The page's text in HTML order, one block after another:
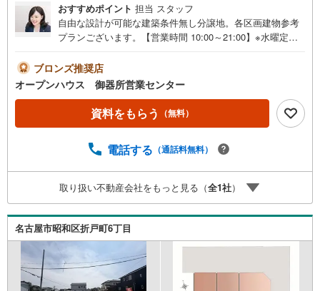
おすすめポイント 担当 スタッフ
自由な設計が可能な建築条件無し分譲地。各区画建物参考
プランございます。【営業時間 10:00～21:00】※水曜定休
気軽にご連絡ください！現地を見学される場合は「室内・
現地を見学する（無料）」ボタンよりご希望の日時をご記
入いただけますとスムーズにご案内が可能です。◎現地の
ご案内について・平日や夜遅い時間帯もご案内が可能 ※定
休日を除く・経験豊富なスタッフが物件詳細を丁寧にご説
まで送迎します。・チャイルドシートのご用意ございま
という方も大歓迎です！年間8000棟以上の限定物件を発表
しているオープンハウスだから出会える物件が多数ござい
ます。ぜひお気軽にご連絡・ご相談ください！※限定物件:
当社のみ、もしくは当社を含めた数社でのみご紹介可能な
オープンハウス・ディベロップメントの物件
ブロンズ推奨店
オープンハウス 御器所営業センター
資料をもらう （無料）
電話する （通話料無料）
取り扱い不動産会社をもっと見る（全1社）
名古屋市昭和区折戸町6丁目